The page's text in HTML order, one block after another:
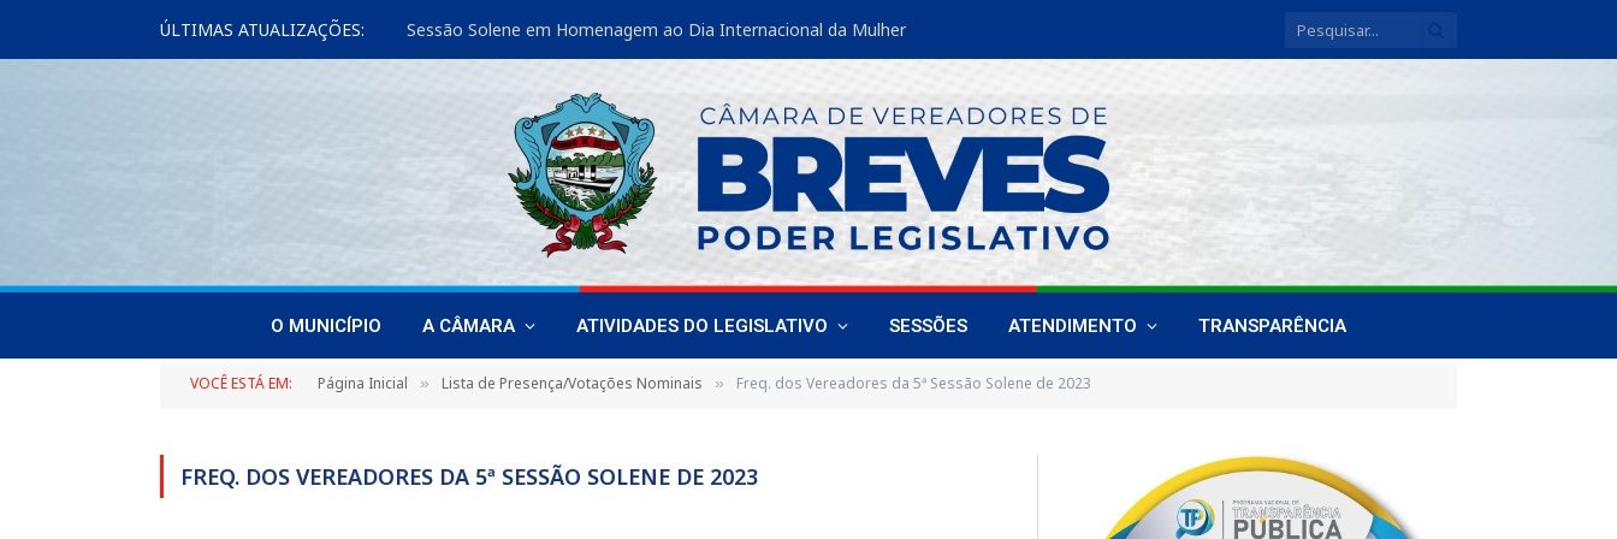
ÚLTIMAS ATUALIZAÇÕES: Sessão Solene em Homenagem ao Dia Internacional da Mulher
O MUNICÍPIO A CÂMARA ATIVIDADES DO LEGISLATIVO SESSÕES ATENDIMENTO TRANSPARÊNCIA
VOCÊ ESTÁ EM: Página Inicial » Lista de Presença/Votações Nominais » Freq. dos Vereadores da 5ª Sessão Solene de 2023
FREQ. DOS VEREADORES DA 5ª SESSÃO SOLENE DE 2023